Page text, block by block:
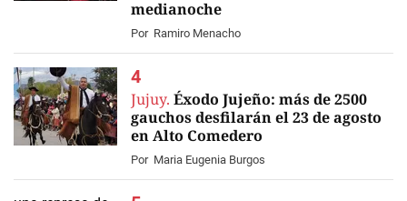
medianoche
Por Ramiro Menacho
Jujuy. Éxodo Jujeño: más de 2500
gauchos desfilarán el 23 de agosto
en Alto Comedero
Por Maria Eugenia Burgos